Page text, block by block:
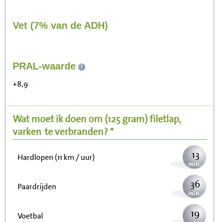
Vet (7% van de ADH)
PRAL-waarde
+8,9
Wat moet ik doen om (125 gram)filetlap,
varken te verbranden? *
Zitten, tv kijken
Wandelen (5 km/uur)
Hardlopen (11 km / uur) 13
Paardrijden 36
Voetbal 19